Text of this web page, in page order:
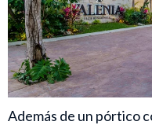
Además de un pórtico